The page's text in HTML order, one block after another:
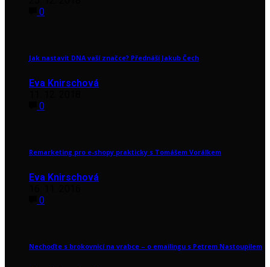
0
Jak nastavit DNA vaší značce? Přednáší Jakub Čech
Eva Knirschová
0
Remarketing pro e-shopy prakticky s Tomášem Vorálkem
Eva Knirschová
0
Nechoďte s brokovnicí na vrabce – o emailingu s Petrem Nastoupilem